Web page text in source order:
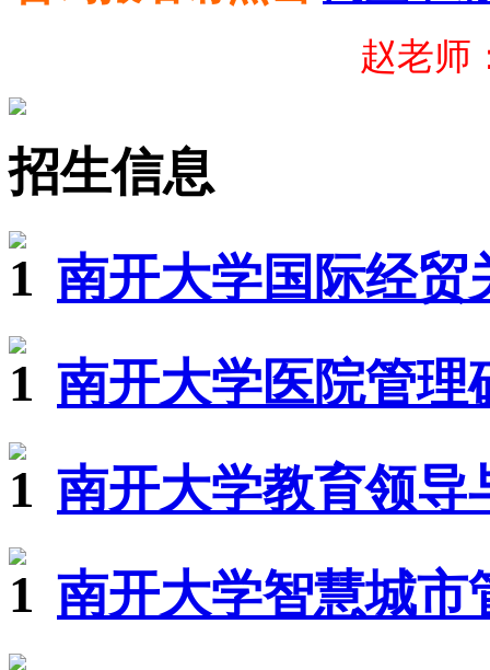
赵老师
招生信息
南开大学国际经贸
南开大学医院管理
南开大学教育领导
南开大学智慧城市